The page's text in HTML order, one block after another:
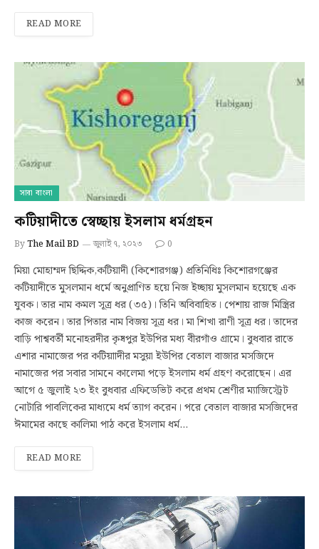
READ MORE
সারা বাংলা
কটিয়াদীতে স্বেচ্ছায় ইসলাম ধর্মগ্রহন
ByThe Mail BD জুলাই ৭, ২০২৩ 0
মিয়া মোহাম্মদ ছিদ্দিক,কটিয়াদী (কিশোরগঞ্জ) প্রতিনিধিঃ কিশোরগঞ্জের
কটিয়াদীতে মুসলমান ধর্মে অনুপ্রাণিত হয়ে নিজ ইচ্ছায় মুসলমান হয়েছে এক
যুবক। তার নাম কমল সূত্র ধর (৩৫)। তিনি অবিবাহিত। পেশায় রাজ মিস্ত্রির
কাজ করেন। তার পিতার নাম বিজয় সূত্র ধর। মা শিখা রাণী সূত্র ধর। তাদের
বাড়ি পাশ্ববর্তী মনোহরদীর কৃষ্বপুর ইউপির মধ্য বীরগাঁও গ্রামে। বুধবার রাতে
এশার নামাজের পর কটিয়াাদীর মসুয়া ইউপির বেতাল বাজার মসজিদে
নামাজের পর সবার সামনে কালেমা পড়ে ইসলাম ধর্ম গ্রহণ করোছেন। এর
আগে ৫ জুলাই ২৩ ইং বুধবার এফিডেভিট করে প্রথম শ্রেণীর ম্যাজিস্ট্রেট
নোটারি পাবলিকের মাধ্যমে ধর্ম ত্যাগ করেন। পরে বেতাল বাজার মসজিদের
ঈমামের কাছে কালিমা পাঠ করে ইসলাম ধর্ম…
READ MORE